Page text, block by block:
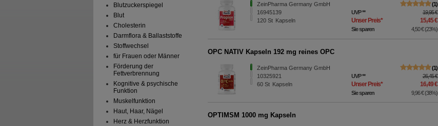
Blutzuckerspiegel
Blut
Cholesterin
Darmflora & Ballaststoffe
Stoffwechsel
für Frauen oder Männer
Förderung der
Fettverbrennung
Kognitive & psychische
Funktion
Muskelfunktion
Haut, Haar, Nägel
Herz & Herzfunktion
ZeinPharma Germany GmbH
16945139
120St Kapseln
1
UVP** 19,95 €
Unser Preis* 15,45 €
Sie sparen 4,50 €(23%)
OPC NATIV Kapseln 192 mg reines OPC
ZeinPharma Germany GmbH
10325921
60St Kapseln
1
UVP** 26,45 €
Unser Preis* 16,49 €
Sie sparen 9,96 €(38%)
OPTIMSM 1000 mg Kapseln